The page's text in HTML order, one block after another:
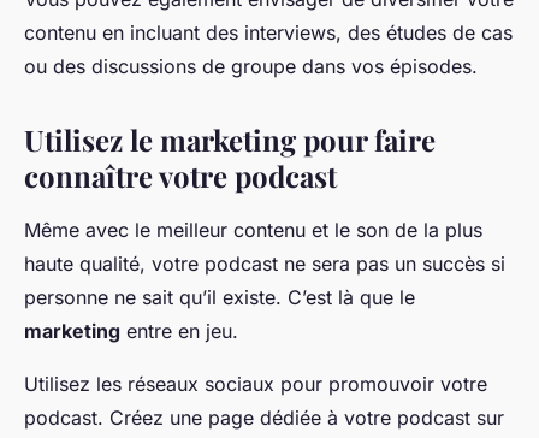
contenu en incluant des interviews, des études de cas
ou des discussions de groupe dans vos épisodes.
Utilisez le marketing pour faire
connaître votre podcast
Même avec le meilleur contenu et le son de la plus
haute qualité, votre podcast ne sera pas un succès si
personne ne sait qu’il existe. C’est là que le
marketing entre en jeu.
Utilisez les réseaux sociaux pour promouvoir votre
podcast. Créez une page dédiée à votre podcast sur